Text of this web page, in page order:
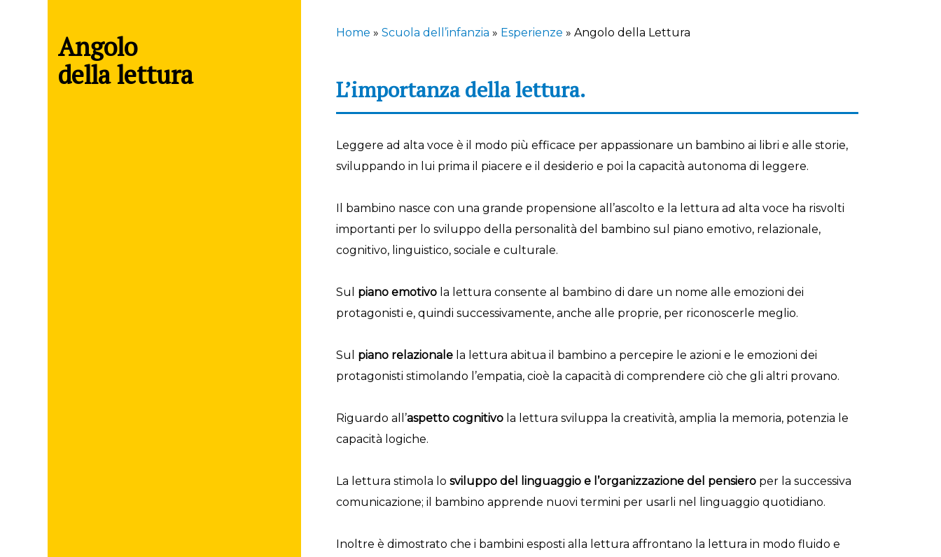
Angolo
della lettura
Home » Scuola dell’infanzia » Esperienze » Angolo della Lettura
L’importanza della lettura.
Leggere ad alta voce è il modo più efficace per appassionare un bambino ai libri e alle storie,
sviluppando in lui prima il piacere e il desiderio e poi la capacità autonoma di leggere.
Il bambino nasce con una grande propensione all’ascolto e la lettura ad alta voce ha risvolti
importanti per lo sviluppo della personalità del bambino sul piano emotivo, relazionale,
cognitivo, linguistico, sociale e culturale.
Sul piano emotivo la lettura consente al bambino di dare un nome alle emozioni dei
protagonisti e, quindi successivamente, anche alle proprie, per riconoscerle meglio.
Sul piano relazionale la lettura abitua il bambino a percepire le azioni e le emozioni dei
protagonisti stimolando l’empatia, cioè la capacità di comprendere ciò che gli altri provano.
Riguardo all’aspetto cognitivo la lettura sviluppa la creatività, amplia la memoria, potenzia le
capacità logiche.
La lettura stimola losviluppo del linguaggio e l’organizzazione del pensiero per la successiva
comunicazione; il bambino apprende nuovi termini per usarli nel linguaggio quotidiano.
Inoltre è dimostrato che i bambini esposti alla lettura affrontano la lettura in modo fluido e